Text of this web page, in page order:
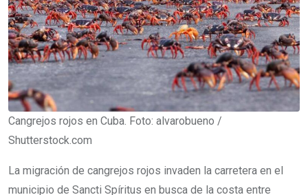
Cangrejos rojos en Cuba. Foto: alvarobueno /
Shutterstock.com
La migración de cangrejos rojos invaden la carretera en el
municipio de Sancti Spíritus en busca de la costa entre